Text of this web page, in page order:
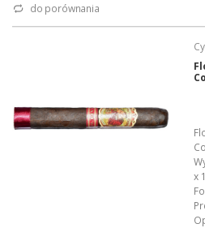
do porównania
x